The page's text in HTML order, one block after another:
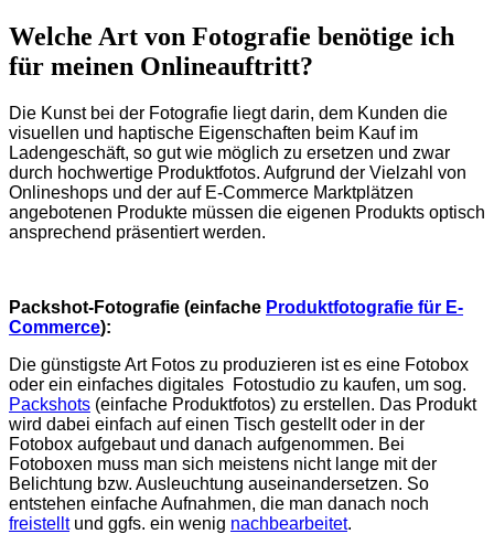
Welche Art von Fotografie benötige ich
für meinen Onlineauftritt?
Die Kunst bei der Fotografie liegt darin, dem Kunden die
visuellen und haptische Eigenschaften beim Kauf im
Ladengeschäft, so gut wie möglich zu ersetzen und zwar
durch hochwertige Produktfotos. Aufgrund der Vielzahl von
Onlineshops und der auf E-Commerce Marktplätzen
angebotenen Produkte müssen die eigenen Produkts optisch
ansprechend präsentiert werden.
Packshot-Fotografie (einfache Produktfotografie für E-
Commerce):
Die günstigste Art Fotos zu produzieren ist es eine Fotobox
oder ein einfaches digitales Fotostudio zu kaufen, um sog.
Packshots (einfache Produktfotos) zu erstellen. Das Produkt
wird dabei einfach auf einen Tisch gestellt oder in der
Fotobox aufgebaut und danach aufgenommen. Bei
Fotoboxen muss man sich meistens nicht lange mit der
Belichtung bzw. Ausleuchtung auseinandersetzen. So
entstehen einfache Aufnahmen, die man danach noch
freistelltund ggfs. ein wenig nachbearbeitet.